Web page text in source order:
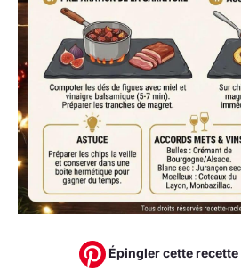
Épingler cette